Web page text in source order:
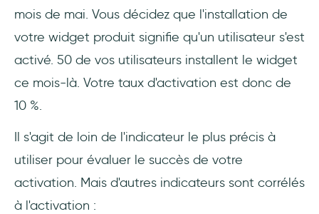
mois de mai. Vous décidez que l'installation de
votre widget produit signifie qu'un utilisateur s'est
activé. 50 de vos utilisateurs installent le widget
ce mois-là. Votre taux d'activation est donc de
10 %.
Il s'agit de loin de l'indicateur le plus précis à
utiliser pour évaluer le succès de votre
activation. Mais d'autres indicateurs sont corrélés
à l'activation :